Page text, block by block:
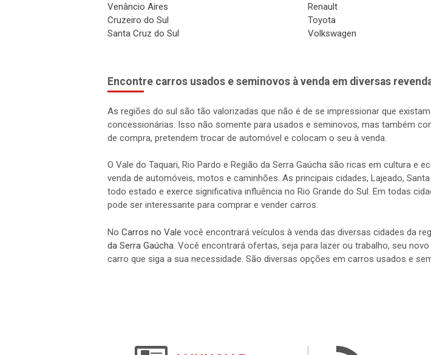
Venâncio Aires
Cruzeiro do Sul
Santa Cruz do Sul
Renault
Toyota
Volkswagen
Encontre carros usados e seminovos à venda em diversas
As regiões do sul são tão valorizadas que não é de se impressionar que
concessionárias. Isso não somente para usados e seminovos, mas também
de compra, pretendem trocar de automóvel e colocam o seu à venda.
O Vale do Taquari, Rio Pardo e Região da Serra Gaúcha são ricas em cultura
venda de automóveis, motos e caminhões. As principais cidades, Lajeado,
todo estado e exerce significativa influência no Rio Grande do Sul. Em todas
pode ser interessante para comprar e vender carros.
No Carros no Vale você encontrará veículos à venda das diversas cidades da
da Serra Gaúcha . Você encontrará ofertas, seja para lazer ou trabalho, seu
carro que siga a sua necessidade. São diversas opções em carros usados e